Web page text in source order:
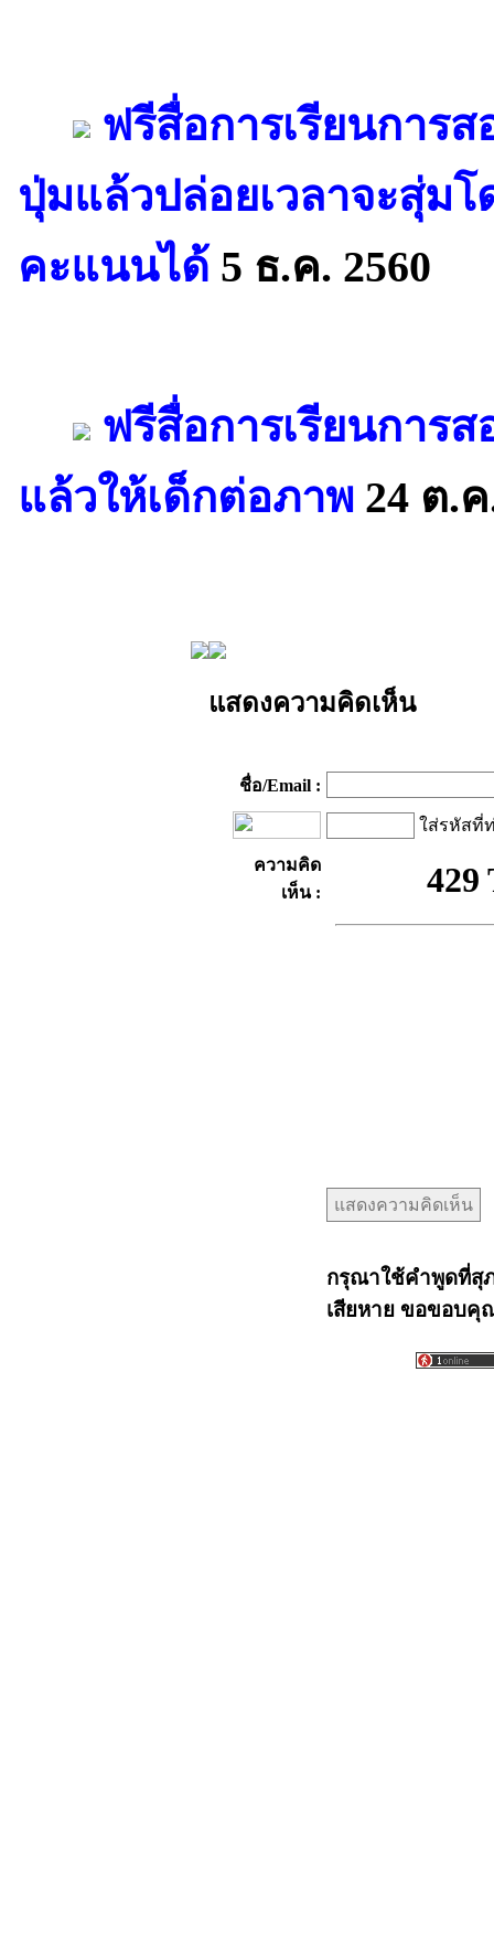
ฟรีสื่อการเรียนการส
ปุ่มแล้วปล่อยเวลาจะสุ่ม
คะแนนได้ 5 ธ.ค. 2560
ฟรีสื่อการเรียนการ
แล้วให้เด็กต่อภาพ 24 ต.
แสดงความคิดเห็น
ชื่อ/Email :
ใส่รหัสที่
ความคิด
เห็น :
กรุณาใช้คำพูดที่สุ
เสียหาย ขอขอบคุ